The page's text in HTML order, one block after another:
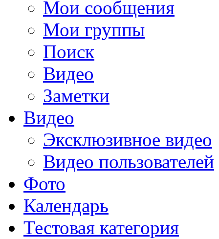
Мои сообщения
Мои группы
Поиск
Видео
Заметки
Видео
Эксклюзивное видео
Видео пользователей
Фото
Календарь
Тестовая категория